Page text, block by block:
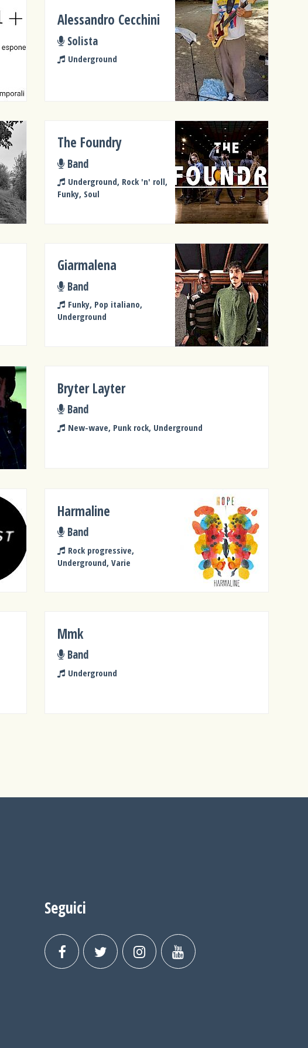
Alessandro Cecchini
Solista
Underground
The Foundry
Band
Underground, Rock 'n' roll,
Funky, Soul
Giarmalena
Band
Funky, Pop italiano,
Underground
Bryter Layter
Band
New-wave, Punk rock, Underground
Harmaline
Band
Rock progressive,
Underground, Varie
Mmk
Band
Underground
Seguici